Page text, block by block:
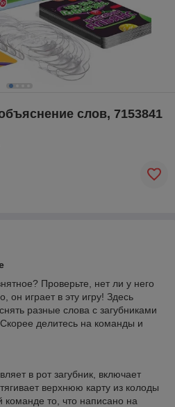
слов, 7153841
Проверьте, нет ли у него
он играет в эту игру! Здесь
разные слова с загубниками
делитесь на команды и
в рот загубник, включает
верхнюю карту из колоды
команде то, что написано на